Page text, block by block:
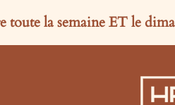
toute la semaineETle